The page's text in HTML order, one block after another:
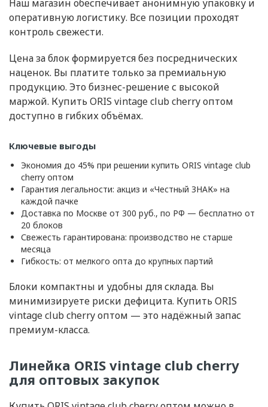
Наш магазин обеспечивает анонимную упаковку и
оперативную логистику. Все позиции проходят
контроль свежести.
Цена за блок формируется без посреднических
наценок. Вы платите только за премиальную
продукцию. Это бизнес-решение с высокой
маржой. Купить ORIS vintage club cherry оптом
доступно в гибких объёмах.
Ключевые выгоды
Экономия до 45% при решении купить ORIS vintage club
cherry оптом
Гарантия легальности: акциз и «Честный ЗНАК» на
каждой пачке
Доставка по Москве от 300 руб., по РФ — бесплатно от
20 блоков
Свежесть гарантирована: производство не старше
месяца
Гибкость: от мелкого опта до крупных партий
Блоки компактны и удобны для склада. Вы
минимизируете риски дефицита. Купить ORIS
vintage club cherry оптом — это надёжный запас
премиум-класса.
Линейка ORIS vintage club cherry
для оптовых закупок